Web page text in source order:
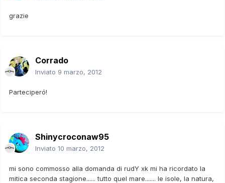
grazie
Corrado
Inviato 9 marzo, 2012
Parteciperó!
Shinycroconaw95
Inviato 10 marzo, 2012
mi sono commosso alla domanda di rudY xk mi ha ricordato la
mitica seconda stagione...... tutto quel mare....... le isole, la natura,